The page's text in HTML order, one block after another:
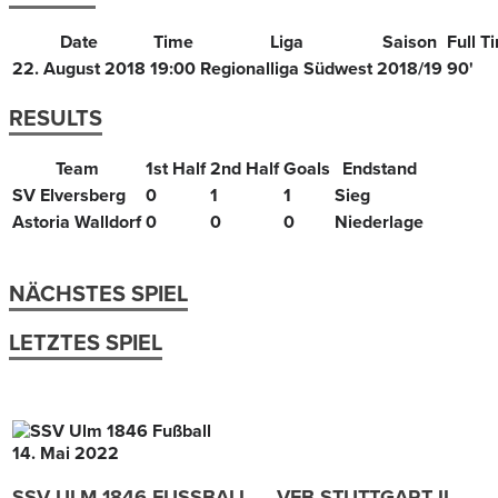
Date Time Liga Saison Full
22. August 2018 19:00 Regionalliga Südwest 2018/19 90'
RESULTS
Team 1st Half 2nd Half Goals
Endstand
SV Elversberg
0 1 1
Sieg
Astoria Walldorf 0 0 0 Niederlage
NÄCHSTES SPIEL
LETZTES SPIEL
14. Mai 2022